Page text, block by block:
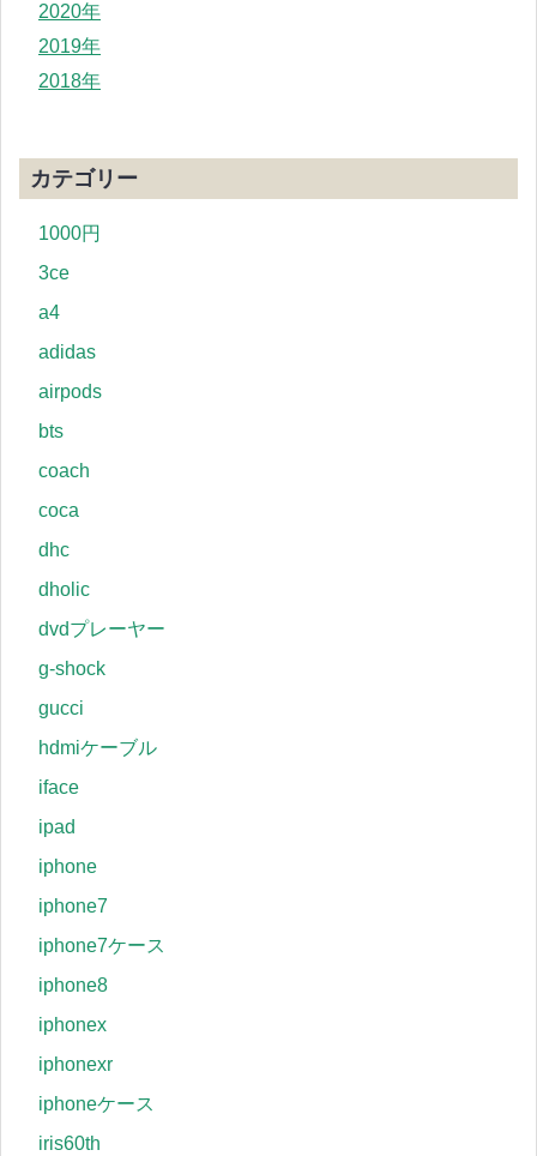
2020年
2019年
2018年
カテゴリー
1000円
3ce
a4
adidas
airpods
bts
coach
coca
dhc
dholic
dvdプレーヤー
g-shock
gucci
hdmiケーブル
iface
ipad
iphone
iphone7
iphone7ケース
iphone8
iphonex
iphonexr
iphoneケース
iris60th